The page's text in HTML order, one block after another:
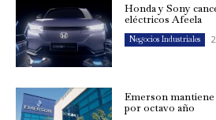
Honda y Sony
eléctricos Afeela
Negocios Industriales
Emerson
por octavo año